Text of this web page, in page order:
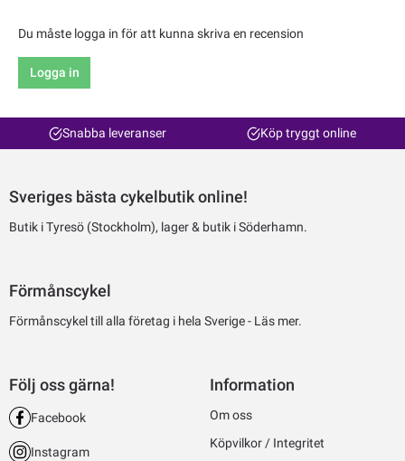
Du måste logga in för att kunna skriva en recension
Logga in
Snabba leveranser Köp tryggt online
Sveriges bästa cykelbutik online!
Butik i Tyresö (Stockholm), lager & butik i Söderhamn.
Förmånscykel
Förmånscykel till alla företag i hela Sverige - Läs mer.
Följ oss gärna!
Facebook
Instagram
Information
Om oss
Köpvilkor / Integritet